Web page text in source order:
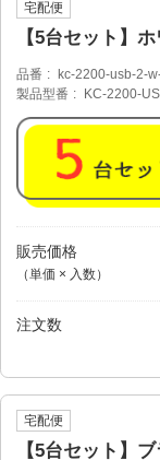
宅配便
【5台セット】
品番
kc-2200-usb-2-
製品型番
KC-2200-
販売価格
（単価 × 入数）
注文数
宅配便
【5台セット】